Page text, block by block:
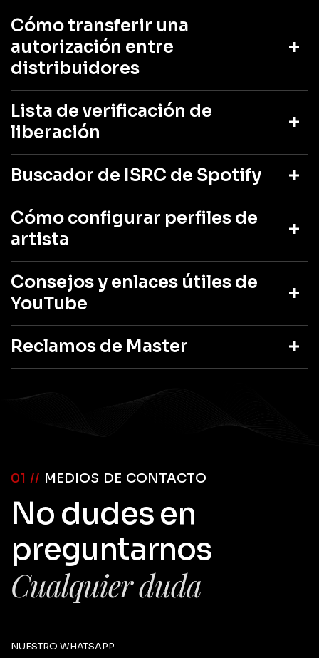
Cómo transferir una
autorización entre
distribuidores
Lista de verificación de
liberación
Buscador de ISRC de Spotify
Cómo configurar perfiles de
artista
Consejos y enlaces útiles de
YouTube
Reclamos de Master
01 // MEDIOS DE CONTACTO
No dudes en
preguntarnos
Cualquier duda
NUESTRO WHATSAPP